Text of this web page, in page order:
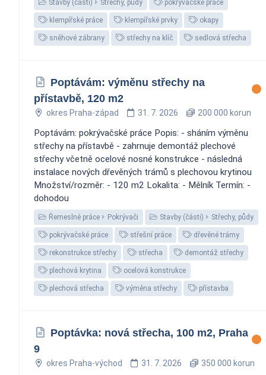
Stavby (části) Střechy, půdy pokrývačské práce
klempířské práce klempířské prvky okapy
sněhové zábrany střechy na klíč sedlová střecha
Poptávám: výměnu střechy na
přístavbě, 120 m2
okres Praha-západ 31. 7. 2026 200 000 korun
Poptávám: pokrývačské práce Popis: - sháním výměnu
střechy na přístavbě - zahrnuje demontáž plechové
střechy včetně ocelové nosné konstrukce - následná
instalace nových dřevěných trámů s plechovou krytinou
Množství/rozměr: - 120 m2 Lokalita: - Mělník Termín: -
dohodou
Řemeslné práce Pokrývači Stavby (části) Střechy, půdy
pokrývačské práce střešní práce dřevěné trámy
rekonstrukce střechy střecha demontáž střechy
plechová krytina ocelová konstrukce
plechová střecha výměna střechy přístavba
Poptávka: nová střecha, 100 m2, Praha
9
okres Praha-východ 31. 7. 2026 350 000 korun